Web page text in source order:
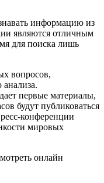
информацию из
являются отличным
для поиска лишь
вопросов,
первые материалы,
будут публиковаться
конференции
мировых
онлайн